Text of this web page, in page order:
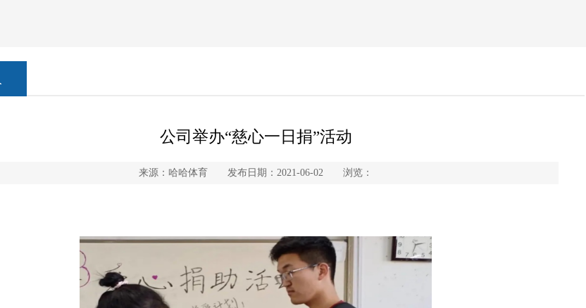
公司举办“慈心一日捐”活动
来源：哈哈体育 发布日期：2021-06-02 浏览：